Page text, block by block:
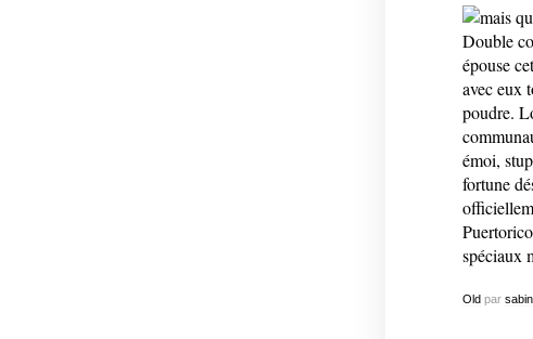
Double
épouse
avec eux
poudre.
émoi,
fortune
spéciaux
Oldpar